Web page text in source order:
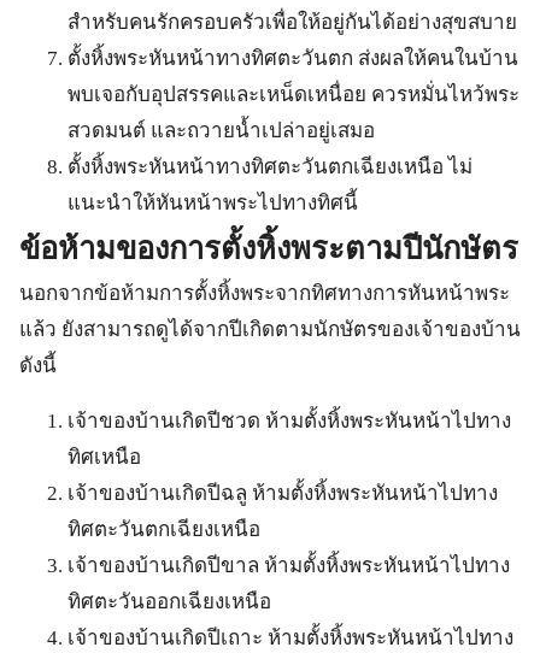
สำหรับคนรักครอบครัวเพื่อให้อยู่กันได้อย่างสุขสบาย
ตั้งหิ้งพระหันหน้าทางทิศตะวันตก ส่งผลให้คนในบ้าน
พบเจอกับอุปสรรคและเหน็ดเหนื่อย ควรหมั่นไหว้พระ
สวดมนต์ และถวายน้ำเปล่าอยู่เสมอ
ตั้งหิ้งพระหันหน้าทางทิศตะวันตกเฉียงเหนือ ไม่
แนะนำให้หันหน้าพระไปทางทิศนี้
ข้อห้ามของการตั้งหิ้งพระตามปีนักษัตร
นอกจากข้อห้ามการตั้งหิ้งพระจากทิศทางการหันหน้าพระ
แล้ว ยังสามารถดูได้จากปีเกิดตามนักษัตรของเจ้าของบ้าน
ดังนี้
เจ้าของบ้านเกิดปีชวด ห้ามตั้งหิ้งพระหันหน้าไปทาง
ทิศเหนือ
เจ้าของบ้านเกิดปีฉลู ห้ามตั้งหิ้งพระหันหน้าไปทาง
ทิศตะวันตกเฉียงเหนือ
เจ้าของบ้านเกิดปีขาล ห้ามตั้งหิ้งพระหันหน้าไปทาง
ทิศตะวันออกเฉียงเหนือ
เจ้าของบ้านเกิดปีเถาะ ห้ามตั้งหิ้งพระหันหน้าไปทาง